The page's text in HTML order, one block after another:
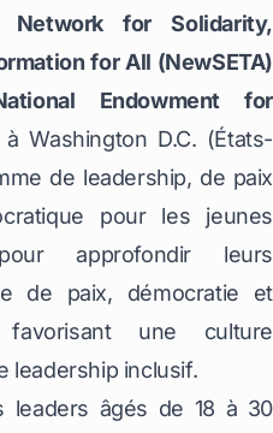
Network for Solidarity,
for All (NewSETA)
Endowment for
Washington D.C. (États-
de leadership, de paix
pour les jeunes
approfondir leurs
de paix, démocratie et
une culture
leadership inclusif.
leaders âgés de 18 à 30